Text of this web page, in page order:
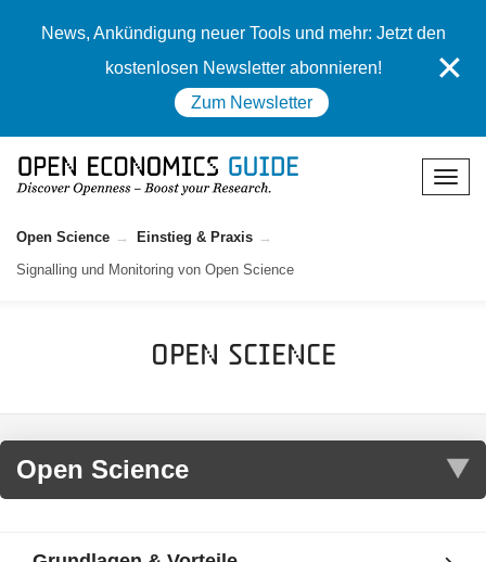
News, Ankündigung neuer Tools und mehr: Jetzt den
kostenlosen Newsletter abonnieren!
Zum Newsletter
✕
Open Science
Einstieg & Praxis
Signalling und Monitoring von Open Science
Open Science